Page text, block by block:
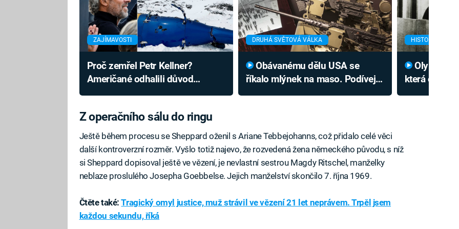
ZAJÍMAVOSTI
Proč zemřel Petr Kellner?
Američané odhalili důvod
DRUHÁ SVĚTOVÁ VÁLKA
Obávanému dělu USA se
říkalo mlýnek na maso. Podívejte
HISTORIE
Olympijská blamáž,
která otřásla
Z operačního sálu do ringu
Ještě během procesu se Sheppard oženil s Ariane Tebbejohanns, což přidalo celé věci
další kontroverzní rozměr. Vyšlo totiž najevo, že rozvedená žena německého původu, s níž
si Sheppard dopisoval ještě ve vězení, je nevlastní sestrou Magdy Ritschel, manželky
neblaze proslulého Josepha Goebbelse. Jejich manželství skončilo 7. října 1969.
Čtěte také:Tragický omyl justice, muž strávil ve vězení 21 let neprávem. Trpěl jsem
každou sekundu, říká